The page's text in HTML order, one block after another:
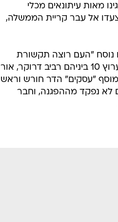
מאות עיתונאים מכלי
אל עבר קריית הממשלה,
שלטים נוסח "העם רוצה תקשורת
חופשית" ו"לא תסגרו אותנו". בין הנוכחים היו גם עיתונאים בכירים מערוץ 10 ביניהם רביב דרוקר, אור
מוסף "עסקים" הדר חורש וראש
לא נפקד מההפגנה, וחבר